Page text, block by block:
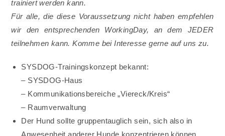
trainiert werden kann.
Für alle, die diese Voraussetzung nicht haben empfehlen
wir den entsprechenden WorkingDay, an dem JEDER
teilnehmen kann. Komme bei Interesse gerne auf uns zu.
SYSDOG-Trainingskonzept bekannt:
– SYSDOG-Haus
– Kommunikationsbereiche „Viereck/Kreis“
– Raumverwaltung
Der Hund sollte gruppentauglich sein, sich also in
Anwesenheit anderer Hunde konzentrieren können